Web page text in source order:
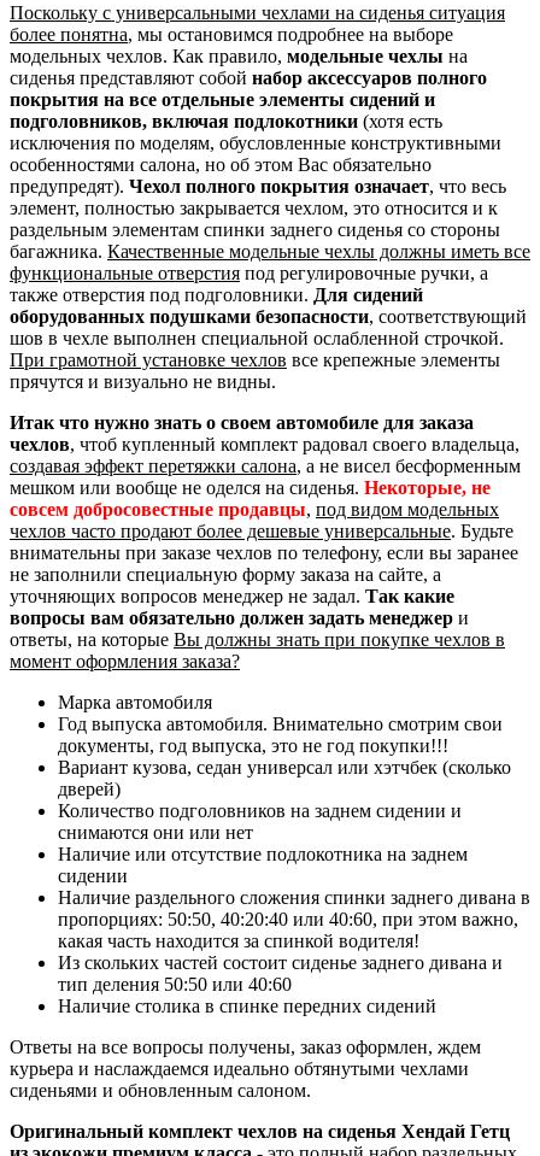
Поскольку с универсальными чехлами на сиденья ситуация
более понятна, мы остановимся подробнее на выборе
модельных чехлов. Как правило, модельные чехлы на
сиденья представляют собой набор аксессуаров полного
покрытия на все отдельные элементы сидений и
подголовников, включая подлокотники (хотя есть
исключения по моделям, обусловленные конструктивными
особенностями салона, но об этом Вас обязательно
предупредят). Чехол полного покрытия означает, что весь
элемент, полностью закрывается чехлом, это относится и к
раздельным элементам спинки заднего сиденья со стороны
багажника. Качественные модельные чехлы должны иметь все
функциональные отверстия под регулировочные ручки, а
также отверстия под подголовники. Для сидений
оборудованных подушками безопасности, соответствующий
шов в чехле выполнен специальной ослабленной строчкой.
При грамотной установке чехлов все крепежные элементы
прячутся и визуально не видны.
Итак что нужно знать о своем автомобиле для заказа
чехлов, чтоб купленный комплект радовал своего владельца,
создавая эффект перетяжки салона, а не висел бесформенным
мешком или вообще не оделся на сиденья. Некоторые, не
совсем добросовестные продавцы, под видом модельных
чехлов часто продают более дешевые универсальные. Будьте
внимательны при заказе чехлов по телефону, если вы заранее
не заполнили специальную форму заказа на сайте, а
уточняющих вопросов менеджер не задал. Так какие
вопросы вам обязательно должен задать менеджер и
ответы, на которые Вы должны знать при покупке чехлов в
момент оформления заказа?
Марка автомобиля
Год выпуска автомобиля. Внимательно смотрим свои
документы, год выпуска, это не год покупки!!!
Вариант кузова, седан универсал или хэтчбек (сколько
дверей)
Количество подголовников на заднем сидении и
снимаются они или нет
Наличие или отсутствие подлокотника на заднем
сидении
Наличие раздельного сложения спинки заднего дивана в
пропорциях: 50:50, 40:20:40 или 40:60, при этом важно,
какая часть находится за спинкой водителя!
Из скольких частей состоит сиденье заднего дивана и
тип деления 50:50 или 40:60
Наличие столика в спинке передних сидений
Ответы на все вопросы получены, заказ оформлен, ждем
курьера и наслаждаемся идеально обтянутыми чехлами
сиденьями и обновленным салоном.
Оригинальный комплект чехлов на сиденья Хендай Гетц